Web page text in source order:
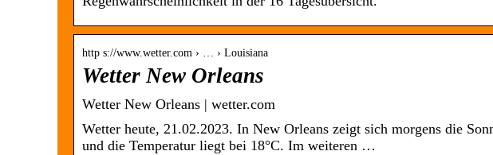
http s://www.wetter.com › … › Louisiana
Wetter New Orleans
Wetter New Orleans | wetter.com
Wetter heute, 21.02.2023. In New Orleans zeigt sich morgens die
und die Temperatur liegt bei 18°C. Im weiteren …